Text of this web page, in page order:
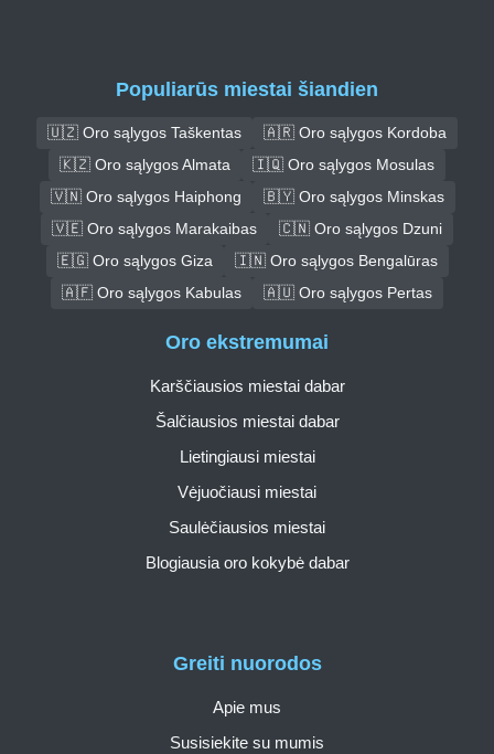
Populiarūs miestai šiandien
🇺🇿 Oro sąlygos Taškentas
🇦🇷 Oro sąlygos Kordoba
🇰🇿 Oro sąlygos Almata
🇮🇶 Oro sąlygos Mosulas
🇻🇳 Oro sąlygos Haiphong
🇧🇾 Oro sąlygos Minskas
🇻🇪 Oro sąlygos Marakaibas
🇨🇳 Oro sąlygos Dzuni
🇪🇬 Oro sąlygos Giza
🇮🇳 Oro sąlygos Bengalūras
🇦🇫 Oro sąlygos Kabulas
🇦🇺 Oro sąlygos Pertas
Greiti nuorodos
Apie mus
Susisiekite su mumis
Oro ekstremumai
Karščiausios miestai dabar
Šalčiausios miestai dabar
Lietingiausi miestai
Vėjuočiausi miestai
Saulėčiausios miestai
Blogiausia oro kokybė dabar